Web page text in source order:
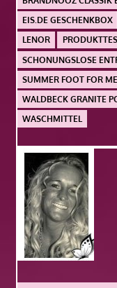
EIS.DE GESCHENKBOX
LENOR
SCHONUNGSLOSE
SUMMER FOOT FOR
WALDBECK GRANITE
WASCHMITTEL